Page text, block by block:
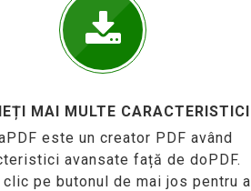
MAI MULTE CARACTERISTICI
este un creator PDF având
avansate față de doPDF.
clic pe butonul de mai jos pentru a